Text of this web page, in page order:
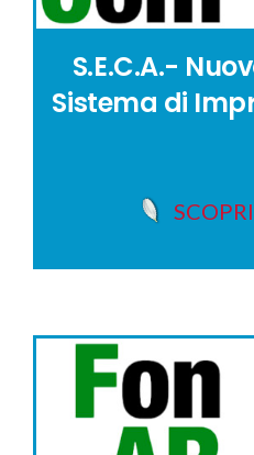
S.E.C.A.-
Sistema di